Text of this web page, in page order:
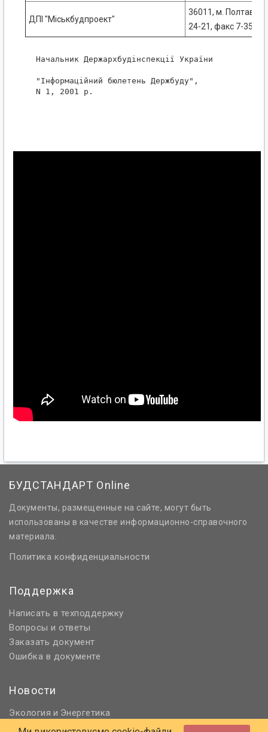
ДПІ "Міськбудпроект"
36011, м. Полтава,
24-21, факс 7-35-15
Начальник Держархбудінспекції України
"Інформаційний бюлетень Держбуду",
N 1, 2001 р.
БУДСТАНДАРТ Online
Документы, размещенные на сайте, могут быть
использованы в качестве информационно-справочного
материала.
Политика конфиденциальности
Поддержка
Написать в техподдержку
Вопросы и ответы
Заказать документ
Ошибка в документе
Новости
Экология и Энергетика
Нормативное регулирование